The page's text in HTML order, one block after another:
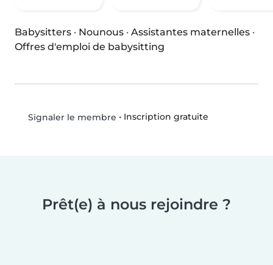
Babysitters · Nounous · Assistantes maternelles ·
Offres d'emploi de babysitting
Signaler le membre • Inscription gratuite
Prêt(e) à nous rejoindre ?